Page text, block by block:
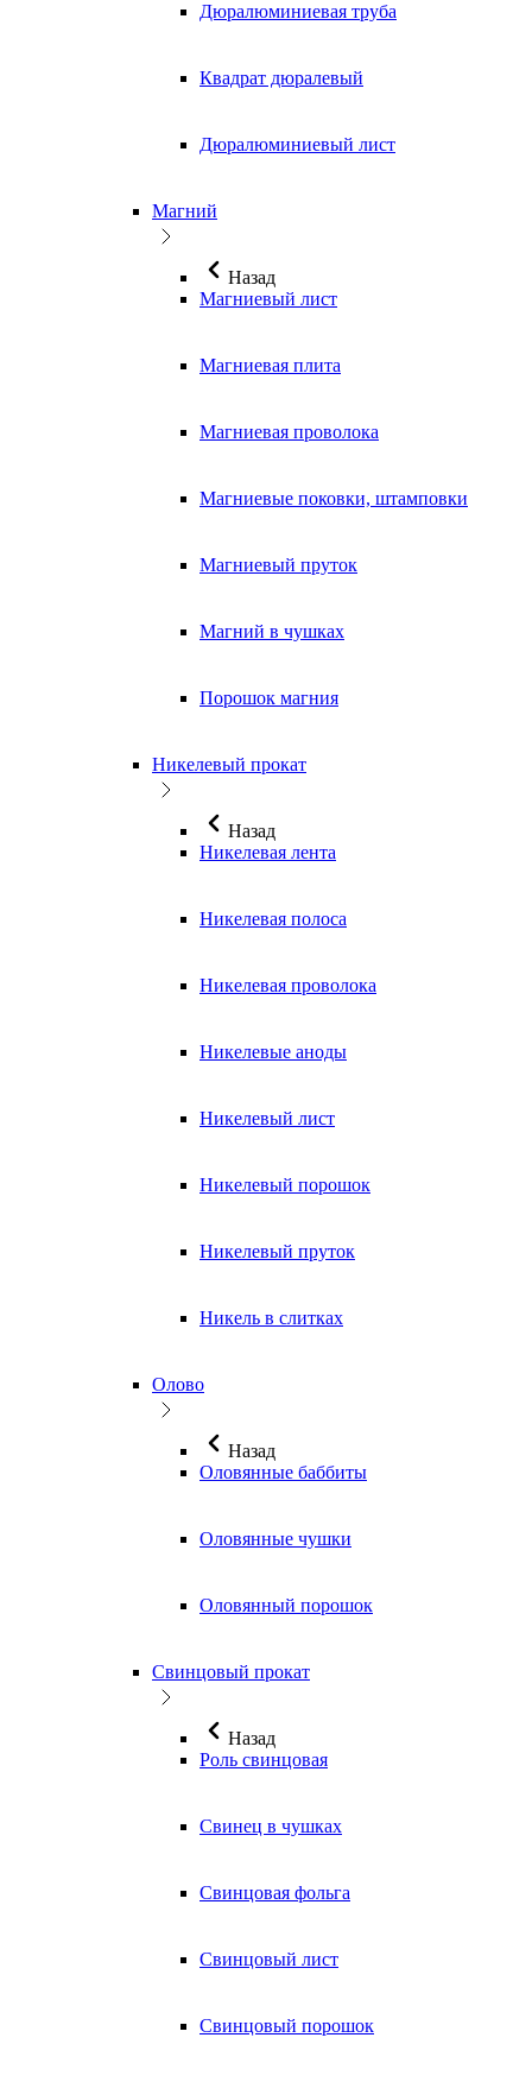
Дюралюминиевая труба
Квадрат дюралевый
Дюралюминиевый лист
Магний
Назад
Магниевый лист
Магниевая плита
Магниевая проволока
Магниевые поковки, штамповки
Магниевый пруток
Магний в чушках
Порошок магния
Никелевый прокат
Назад
Никелевая лента
Никелевая полоса
Никелевая проволока
Никелевые аноды
Никелевый лист
Никелевый порошок
Никелевый пруток
Никель в слитках
Олово
Назад
Оловянные баббиты
Оловянные чушки
Оловянный порошок
Свинцовый прокат
Назад
Роль свинцовая
Свинец в чушках
Свинцовая фольга
Свинцовый лист
Свинцовый порошок